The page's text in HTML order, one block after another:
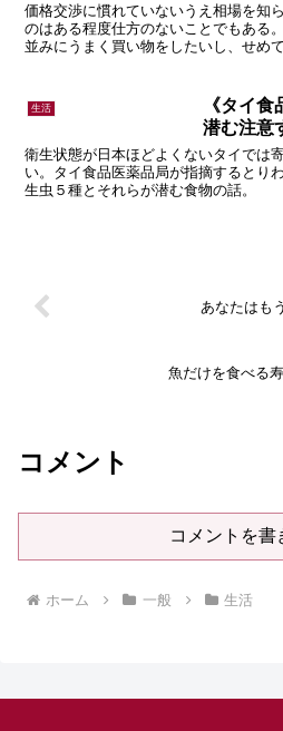
価格交渉に慣れていないうえ相場を知
のはある程度仕方のないことでもある
並みにうまく買い物をしたいし、せめ
生活
《タイ
潜む注意
衛生状態が日本ほどよくないタイでは
い。タイ食品医薬品局が指摘するとり
生虫５種とそれらが潜む食物の話。
あなたはも
魚だけを食べる
コメント
コメントを書
ホーム 一般 生活